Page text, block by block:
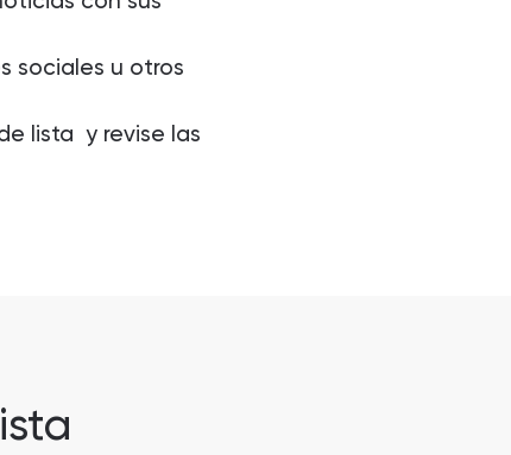
sociales u otros
lista y revise las